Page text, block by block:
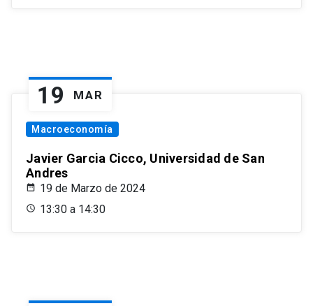
19 MAR
Macroeconomía
Javier Garcia Cicco, Universidad de San
Andres
19 de Marzo de 2024
13:30 a 14:30